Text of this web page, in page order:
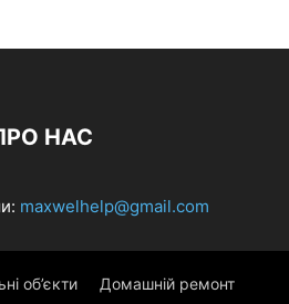
НАС
maxwelhelp@gmail.com
об’єкти Домашній ремонт